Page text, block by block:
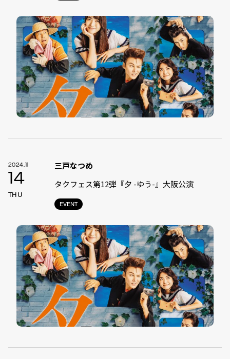
2024.11
14
THU
EVENT
三戸なつめ
タクフェス第12弾『夕 -ゆう-』大阪公演